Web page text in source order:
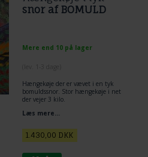
snor af BOMULD
Mere end 10 på lager
Hængekøje der er vævet i en tyk
bomuldssnor. Stor hængekøje i net
der vejer 3 kilo.
Læs mere...
1.430,00 DKK